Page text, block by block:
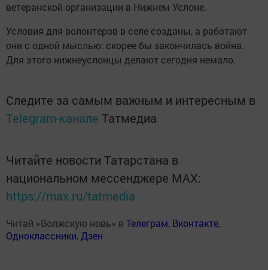
ветеранской организации в Нижнем Услоне.
Условия для волонтеров в селе созданы, а работают
они с одной мыслью: скорее бы закончилась война.
Для этого нижнеуслонцы делают сегодня немало.
Следите за самым важным и интересным в
Telegram-канале Татмедиа
Читайте новости Татарстана в
национальном мессенджере MАХ:
https://max.ru/tatmedia
Читай «Волжскую новь» в Телеграм, Вконтакте,
Одноклассники,Дзен